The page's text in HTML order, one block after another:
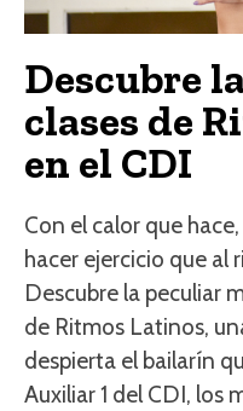
Descubre
clases de
en el CDI
Con el calor que
hacer ejercicio que al
Descubre la peculiar
de Ritmos Latinos,
despierta el bailarín
Auxiliar 1 del CDI, los